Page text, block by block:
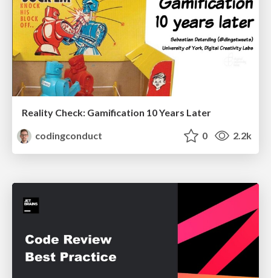
Reality Check: Gamification 10 Years Later
codingconduct
0 2.2k